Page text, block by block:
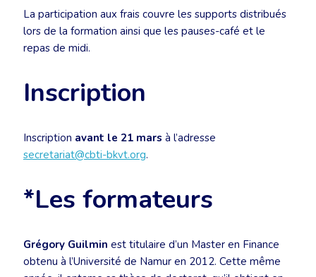
La participation aux frais couvre les supports distribués
lors de la formation ainsi que les pauses-café et le
repas de midi.
Inscription
Inscription avant le 21 mars à l’adresse
secretariat@cbti-bkvt.org.
*Les formateurs
Grégory Guilmin est titulaire d’un Master en Finance
obtenu à l’Université de Namur en 2012. Cette même